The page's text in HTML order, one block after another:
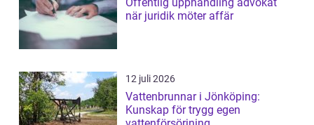
när juridik möter affär
12 juli 2026
Vattenbrunnar i Jönköping:
Kunskap för trygg egen